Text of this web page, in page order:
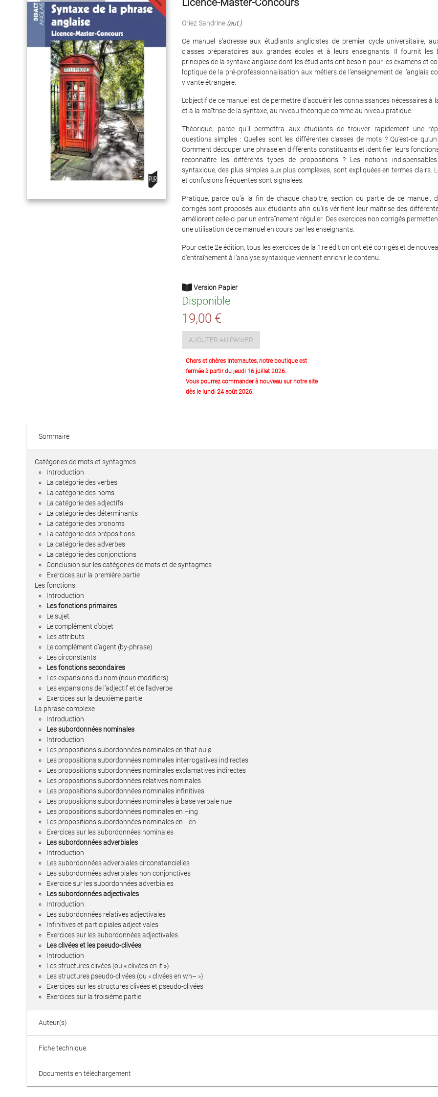
Licence-Master-Concours
Oriez Sandrine (aut.)
Ce manuel s’adresse aux étudiants anglicistes de premier cycle universitaire,
classes préparatoires aux grandes écoles et à leurs enseignants. Il fournit les
principes de la syntaxe anglaise dont les étudiants ont besoin pour les examens et
l’optique de la pré-professionnalisation aux métiers de l’enseignement de l’anglais
vivante étrangère.
L’objectif de ce manuel est de permettre d’acquérir les connaissances nécessaires à
et à la maîtrise de la syntaxe, au niveau théorique comme au niveau pratique.
Théorique, parce qu’il permettra aux étudiants de trouver rapidement une
questions simples : Quelles sont les différentes classes de mots ? Qu’est-ce
Comment découper une phrase en différents constituants et identifier leurs
reconnaître les différents types de propositions ? Les notions indispensables
syntaxique, des plus simples aux plus complexes, sont expliquées en termes clairs.
et confusions fréquentes sont signalées.
Pratique, parce qu’à la fin de chaque chapitre, section ou partie de ce manuel,
corrigés sont proposés aux étudiants afin qu’ils vérifient leur maîtrise des
améliorent celle-ci par un entraînement régulier. Des exercices non corrigés
une utilisation de ce manuel en cours par les enseignants.
Pour cette 2e édition, tous les exercices de la 1re édition ont été corrigés et de
d’entraînement à l’analyse syntaxique viennent enrichir le contenu.
Version Papier
Disponible
19,00 €
AJOUTER AU PANIER
Chers et chères Internautes, notre boutique est
fermée à partir du jeudi 16 juillet 2026.
Vous pourrez commander à nouveau sur notre site
dès le lundi 24 août 2026.
Sommaire
Catégories de mots et syntagmes
Introduction
La catégorie des verbes
La catégorie des noms
La catégorie des adjectifs
La catégorie des déterminants
La catégorie des pronoms
La catégorie des prépositions
La catégorie des adverbes
La catégorie des conjonctions
Conclusion sur les catégories de mots et de syntagmes
Exercices sur la première partie
Les fonctions
Introduction
Les fonctions primaires
Le sujet
Le complément d’objet
Les attributs
Le complément d’agent (by-phrase)
Les circonstants
Les fonctions secondaires
Les expansions du nom (noun modifiers)
Les expansions de l’adjectif et de l’adverbe
Exercices sur la deuxième partie
La phrase complexe
Introduction
Les subordonnées nominales
Introduction
Les propositions subordonnées nominales en that ou ø
Les propositions subordonnées nominales interrogatives indirectes
Les propositions subordonnées nominales exclamatives indirectes
Les propositions subordonnées relatives nominales
Les propositions subordonnées nominales infinitives
Les propositions subordonnées nominales à base verbale nue
Les propositions subordonnées nominales en –ing
Les propositions subordonnées nominales en –en
Exercices sur les subordonnées nominales
Les subordonnées adverbiales
Introduction
Les subordonnées adverbiales circonstancielles
Les subordonnées adverbiales non conjonctives
Exercice sur les subordonnées adverbiales
Les subordonnées adjectivales
Introduction
Les subordonnées relatives adjectivales
Infinitives et participiales adjectivales
Exercices sur les subordonnées adjectivales
Les clivées et les pseudo-clivées
Introduction
Les structures clivées (ou « clivées en it »)
Les structures pseudo-clivées (ou « clivées en wh– »)
Exercices sur les structures clivées et pseudo-clivées
Exercices sur la troisième partie
Auteur(s)
Fiche technique
Documents en téléchargement